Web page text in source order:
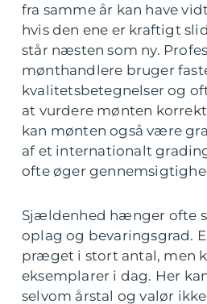
fra samme år kan have
hvis den ene er kraftigt
står næsten som ny.
mønthandlere bruger
kvalitetsbetegnelser og
at vurdere mønten
kan mønten også være
af et internationalt
ofte øger
Sjældenhed hænger ofte
oplag og bevaringsgrad.
præget i stort antal, men
eksemplarer i dag. Her
selvom årstal og valør